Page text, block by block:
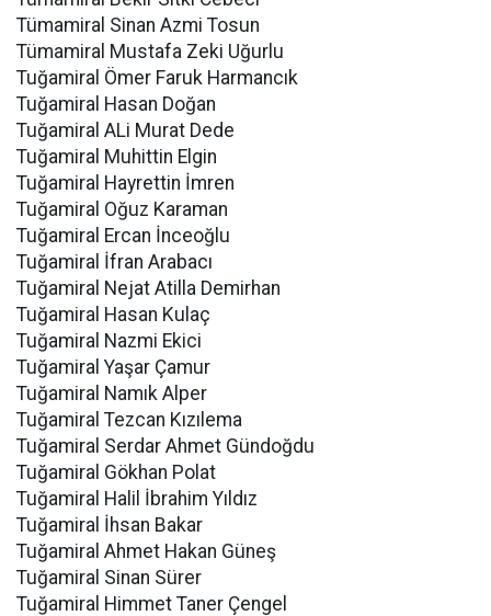
Tümamiral Sinan Azmi Tosun
Tümamiral Mustafa Zeki Uğurlu
Tuğamiral Ömer Faruk Harmancık
Tuğamiral Hasan Doğan
Tuğamiral ALi Murat Dede
Tuğamiral Muhittin Elgin
Tuğamiral Hayrettin İmren
Tuğamiral Oğuz Karaman
Tuğamiral Ercan İnceoğlu
Tuğamiral İfran Arabacı
Tuğamiral Nejat Atilla Demirhan
Tuğamiral Hasan Kulaç
Tuğamiral Nazmi Ekici
Tuğamiral Yaşar Çamur
Tuğamiral Namık Alper
Tuğamiral Tezcan Kızılema
Tuğamiral Serdar Ahmet Gündoğdu
Tuğamiral Gökhan Polat
Tuğamiral Halil İbrahim Yıldız
Tuğamiral İhsan Bakar
Tuğamiral Ahmet Hakan Güneş
Tuğamiral Sinan Sürer
Tuğamiral Himmet Taner Çengel